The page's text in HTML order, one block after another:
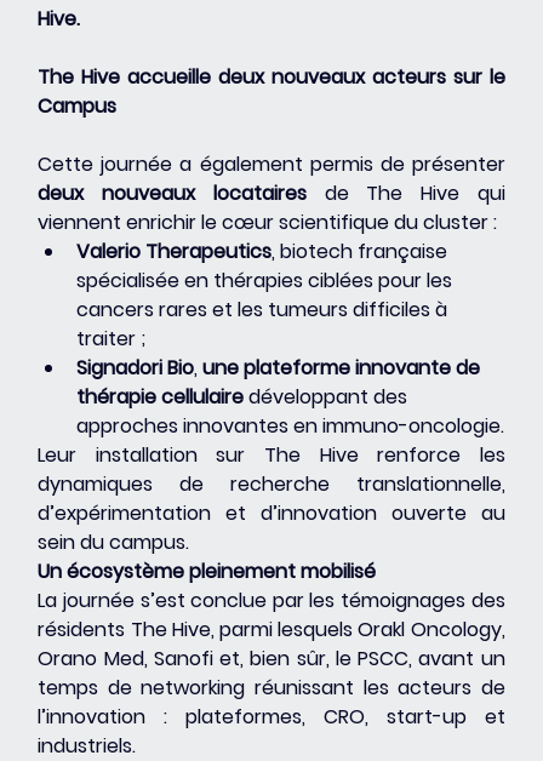
Hive.
The Hive accueille deux nouveaux acteurs sur le
Campus
Cette journée a également permis de présenter
deux nouveaux locataires de The Hive qui
viennent enrichir le cœur scientifique du cluster :
Valerio Therapeutics, biotech française
spécialisée en thérapies ciblées pour les
cancers rares et les tumeurs difficiles à
traiter ;
Signadori Bio, une plateforme innovante de
thérapie cellulaire développant des
approches innovantes en immuno-oncologie.
Leur installation sur The Hive renforce les
dynamiques de recherche translationnelle,
d’expérimentation et d’innovation ouverte au
sein du campus.
Un écosystème pleinement mobilisé
La journée s’est conclue par les témoignages des
résidents The Hive, parmi lesquels Orakl Oncology,
Orano Med, Sanofi et, bien sûr, le PSCC, avant un
temps de networking réunissant les acteurs de
l’innovation : plateformes, CRO, start-up et
industriels.